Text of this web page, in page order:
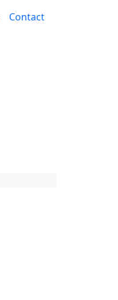
Contact